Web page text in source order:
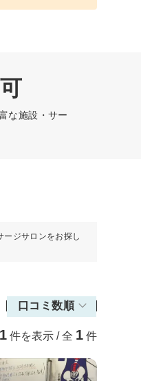
な施設・サー
ジサロンをお探し
口コミ数順
1 件を表示 / 全 1 件